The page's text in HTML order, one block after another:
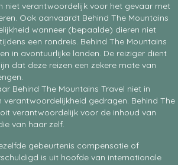
niet verantwoordelijk voor het gevaar met
Ook aanvaardt Behind The Mountains
wanneer (bepaalde) dieren niet
een rondreis. Behind The Mountains
in avontuurlijke landen. De reiziger dient
dat deze reizen een zekere mate van
Behind The Mountains Travel niet in
gedragen. Behind The
verantwoordelijk voor de inhoud van
van haar zelf.
gebeurtenis compensatie of
is uit hoofde van internationale